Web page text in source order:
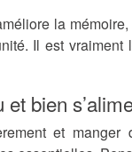
la
Il est vraiment
et bien
et